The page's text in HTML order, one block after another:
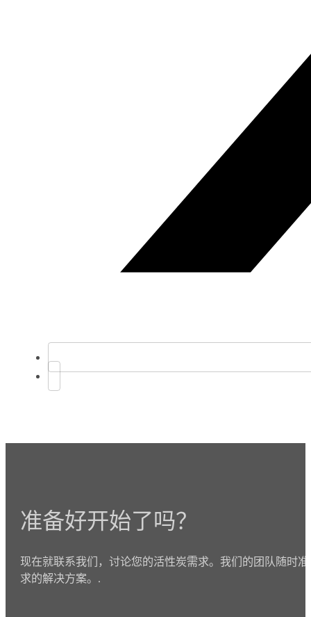
准备好开始了吗？
现在就联系我们，讨论您的活性炭需求。我们的团队随时
求的解决方案。.